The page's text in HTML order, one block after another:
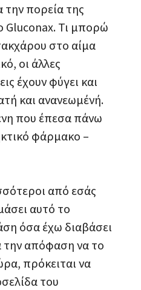
πορεία της
Gluconax. Τι μπορώ
στο αίμα
οι άλλες
έχουν φύγει και
και ανανεωμένή.
που έπεσα πάνω
φάρμακο –
από εσάς
αυτό το
όσα έχω διαβάσει
την απόφαση να το
πρόκειται να
του